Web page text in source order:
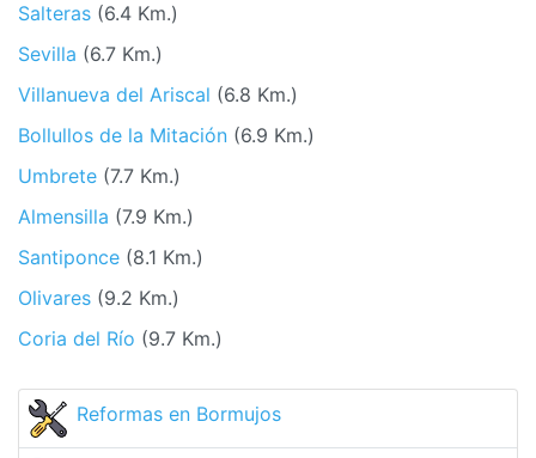
Salteras (6.4 Km.)
Sevilla (6.7 Km.)
Villanueva del Ariscal (6.8 Km.)
Bollullos de la Mitación (6.9 Km.)
Umbrete (7.7 Km.)
Almensilla (7.9 Km.)
Santiponce (8.1 Km.)
Olivares (9.2 Km.)
Coria del Río (9.7 Km.)
Reformas en Bormujos